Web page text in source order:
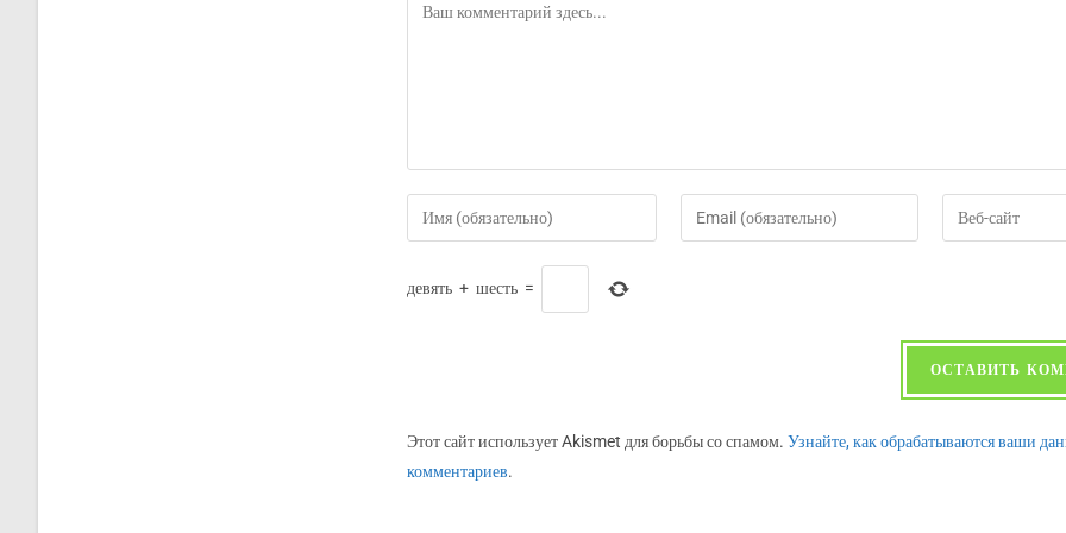
девять + шесть =
Этот сайт использует Akismet для борьбы со спамом. Узнайте, как обрабатываются ваши
комментариев.